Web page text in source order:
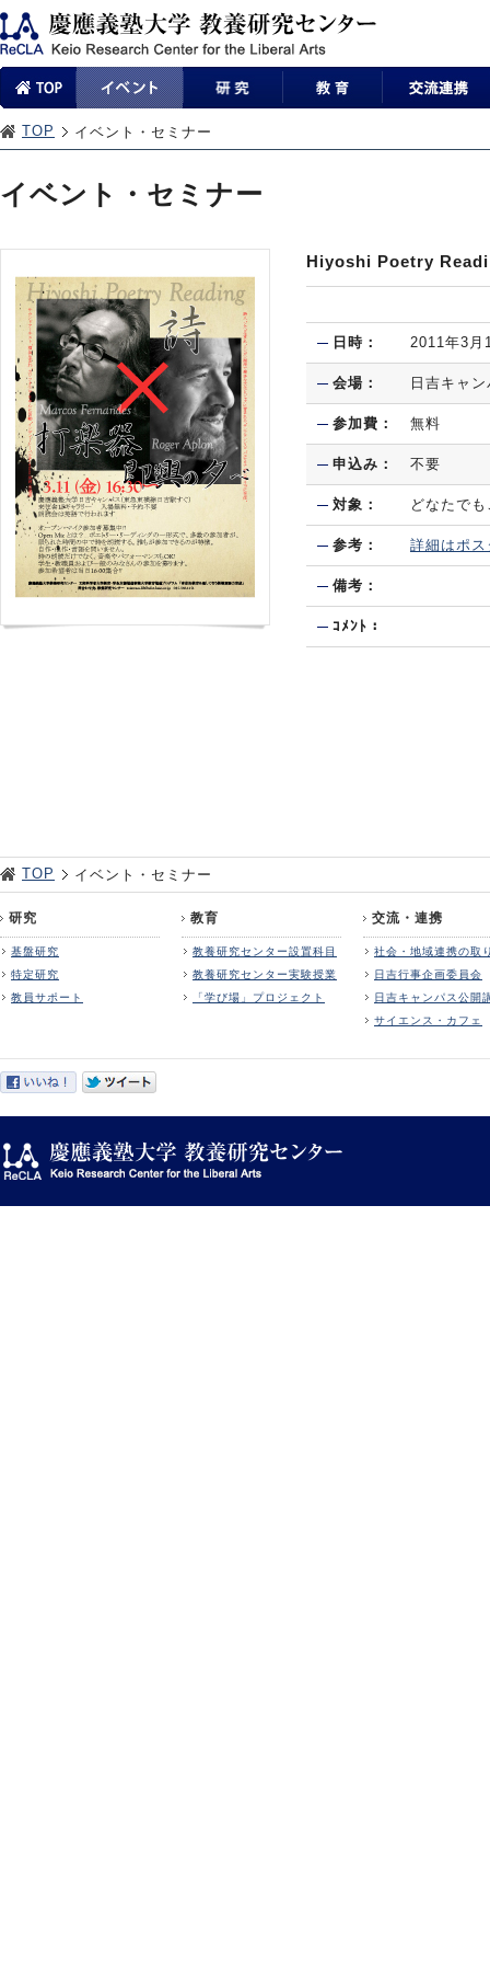
TOP イベント・セミナー
イベント・セミナー
Hiyoshi Poetry
日時： 2011年3
会場： 日吉キャ
参加費： 無料
申込み： 不要
対象： どなたで
参考： 詳細はポ
備考：
ｺﾒﾝﾄ：
TOP イベント・セミナー
研究
基盤研究
特定研究
教員サポート
教育
教養研究センター設置科目
教養研究センター実験授業
「学び場」プロジェクト
交流・連携
社会・地域連携の取
日吉行事企画委員会
日吉キャンパス公開
サイエンス・カフェ